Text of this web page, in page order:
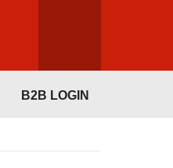
B2B LOGIN